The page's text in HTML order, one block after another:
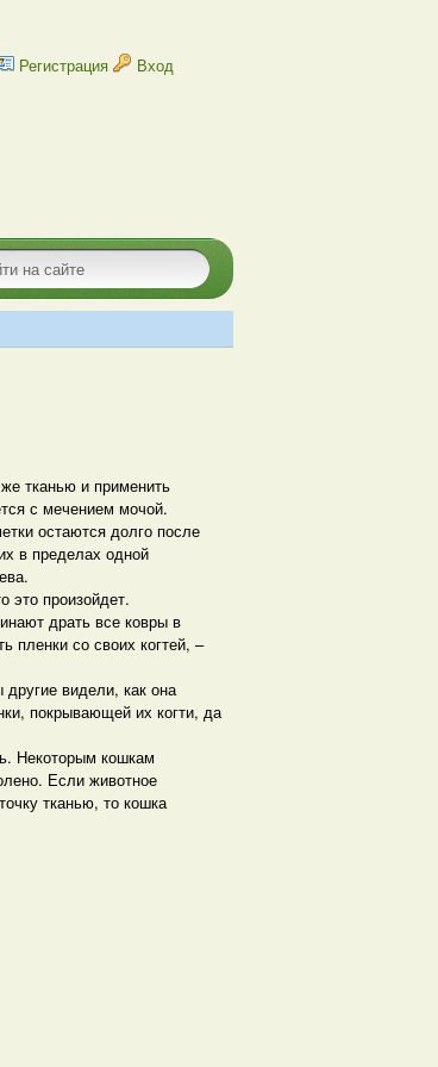
Регистрация Вход
же тканью и применить
с мечением мочой.
остаются долго после
в пределах одной
это произойдет.
драть все ковры в
пленки со своих когтей, –
видели, как она
покрывающей их когти, да
Некоторым кошкам
Если животное
тканью, то кошка